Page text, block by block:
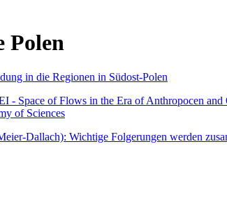
Polen
in die Regionen in Südost-Polen
Space of Flows in the Era of Anthropocen
of Sciences
Dallach): Wichtige Folgerungen werden